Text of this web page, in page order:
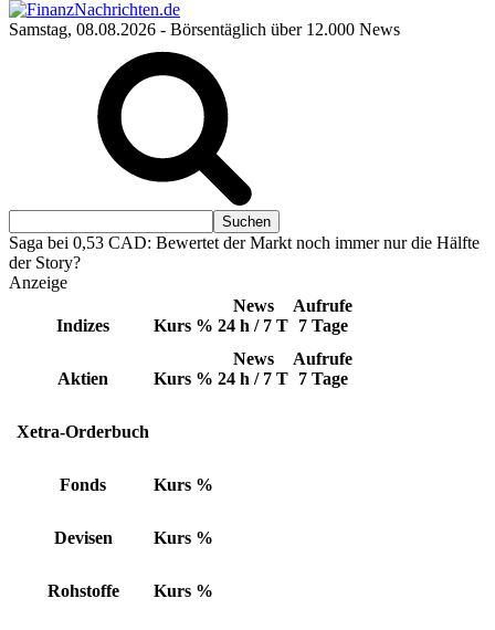
Samstag, 08.08.2026 - Börsentäglich über 12.000 News
Saga bei 0,53 CAD: Bewertet der Markt noch immer nur die Hälfte
der Story?
Anzeige
Indizes Kurs %
News
24 h / 7 T
Aufrufe
7 Tage
Aktien Kurs %
News
24 h / 7 T
Aufrufe
7 Tage
Xetra-Orderbuch
Fonds Kurs %
Devisen Kurs %
Rohstoffe Kurs %